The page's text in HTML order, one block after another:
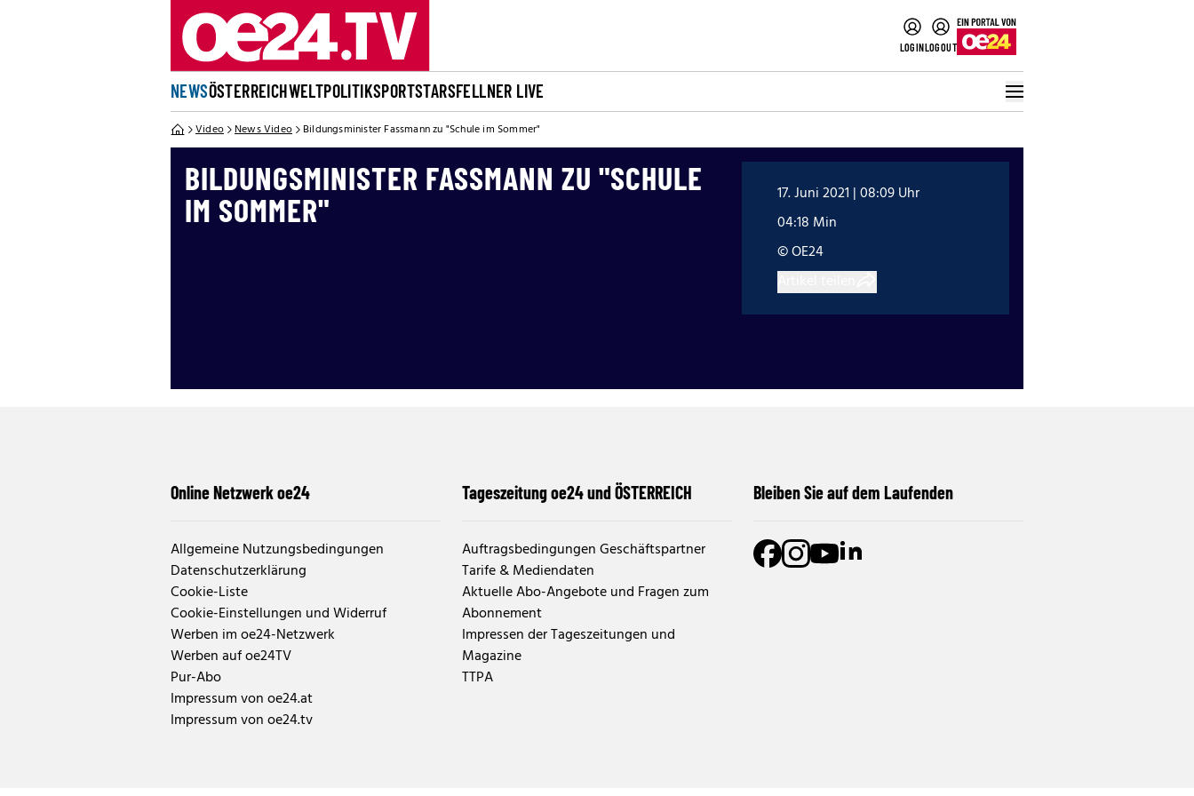
LOGINLOGOUT
NEWSÖSTERREICHWELTPOLITIKSPORTSTARSFELLNER LIVE
Video News Video Bildungsminister Fassmann zu "Schule im Sommer"
BILDUNGSMINISTER FASSMANN ZU "SCHULE
IM SOMMER"
17. Juni 2021 | 08:09 Uhr
04:18 Min
© OE24
Online Netzwerk oe24
Allgemeine Nutzungsbedingungen
Datenschutzerklärung
Cookie-Liste
Cookie-Einstellungen und Widerruf
Werben im oe24-Netzwerk
Werben auf oe24TV
Pur-Abo
Impressum von oe24.at
Impressum von oe24.tv
Tageszeitung oe24 und ÖSTERREICH
Auftragsbedingungen Geschäftspartner
Tarife & Mediendaten
Aktuelle Abo-Angebote und Fragen zum
Abonnement
Impressen der Tageszeitungen und
Magazine
TTPA
Bleiben Sie auf dem Laufenden